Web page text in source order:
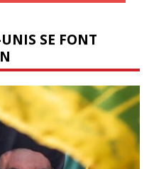
SE FONT